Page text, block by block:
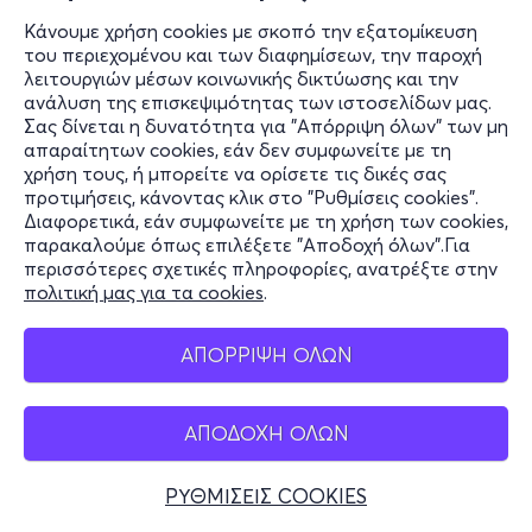
Κάνουμε χρήση cookies με σκοπό την εξατομίκευση
του περιεχομένου και των διαφημίσεων, την παροχή
λειτουργιών μέσων κοινωνικής δικτύωσης και την
ανάλυση της επισκεψιμότητας των ιστοσελίδων μας.
Σας δίνεται η δυνατότητα για "Απόρριψη όλων" των μη
απαραίτητων cookies, εάν δεν συμφωνείτε με τη
χρήση τους, ή μπορείτε να ορίσετε τις δικές σας
προτιμήσεις, κάνοντας κλικ στο "Ρυθμίσεις cookies".
Διαφορετικά, εάν συμφωνείτε με τη χρήση των cookies,
παρακαλούμε όπως επιλέξετε "Αποδοχή όλων".Για
περισσότερες σχετικές πληροφορίες, ανατρέξτε στην
πολιτική μας για τα cookies.
ΑΠΟΡΡΙΨΗ ΟΛΩΝ
ΑΠΟΔΟΧΗ ΟΛΩΝ
ΡΥΘΜΙΣΕΙΣ COOKIES
Δευ, 31/8
23:00
Το τέλος της Οδού OAK
Πλατεία Δροσοπούλου, Φιλοθέη
Cine Φιλοθέη - Φιλοθέη, Αττική
από 7€
Εισιτήρια
Τρι, 1/9
20:45
Minions & Τέρατα
Πλατεία Δροσοπούλου, Φιλοθέη